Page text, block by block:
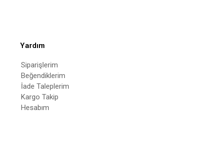
Yardım
Siparişlerim
Beğendiklerim
İade Taleplerim
Kargo Takip
Hesabım